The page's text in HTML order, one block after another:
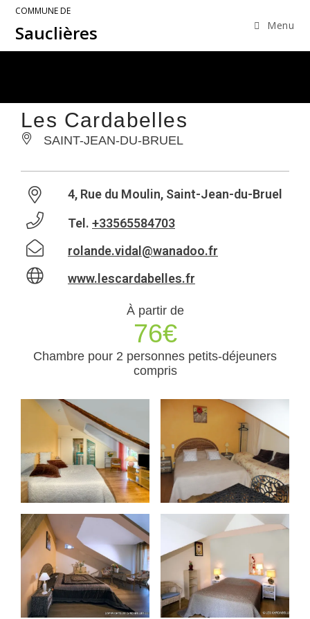
COMMUNE DE
Sauclières Menu
Les Cardabelles
SAINT-JEAN-DU-BRUEL
4, Rue du Moulin, Saint-Jean-du-Bruel
Tel. +33565584703
rolande.vidal@wanadoo.fr
www.lescardabelles.fr
À partir de
76€
Chambre pour 2 personnes petits-déjeuners
compris